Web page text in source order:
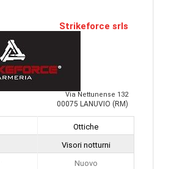
Strikeforce srls
Via Nettunense 132
00075 LANUVIO (RM)
Ottiche
Visori notturni
Nuovo